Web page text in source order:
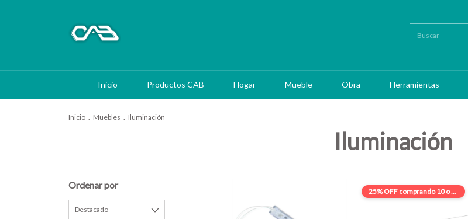
Inicio Productos CAB Hogar Mueble Obra Herramientas
Inicio . Muebles . Iluminación
Iluminación
Ordenar por
25% OFF comprando 10 o más